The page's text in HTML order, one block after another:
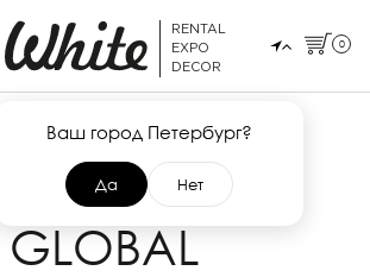
RENTAL
EXPO
DECOR
Ваш город Петербург?
Да Нет
0
3 АПРЕЛЯ 2019
VFS
GLOBAL